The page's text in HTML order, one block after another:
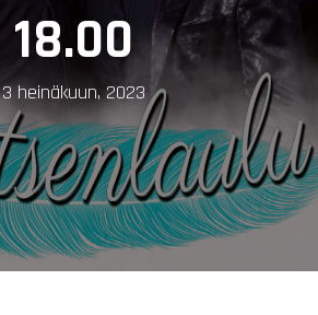
18.00
3 heinäkuun, 2023